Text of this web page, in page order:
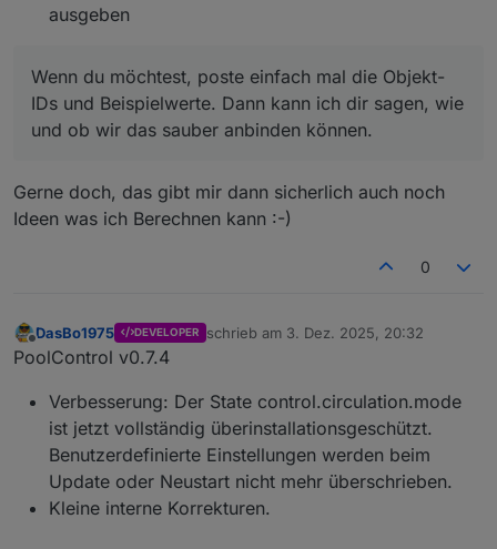
ausgeben
Wenn du möchtest, poste einfach mal die Objekt-
IDs und Beispielwerte. Dann kann ich dir sagen, wie
und ob wir das sauber anbinden können.
Gerne doch, das gibt mir dann sicherlich auch noch
Ideen was ich Berechnen kann :-)
0
Offline
DasBo1975 DEVELOPER schrieb am 3. Dez. 2025, 20:32
zuletzt editiert von
PoolControl v0.7.4
Verbesserung: Der State control.circulation.mode
ist jetzt vollständig überinstallationsgeschützt.
Benutzerdefinierte Einstellungen werden beim
Update oder Neustart nicht mehr überschrieben.
Kleine interne Korrekturen.